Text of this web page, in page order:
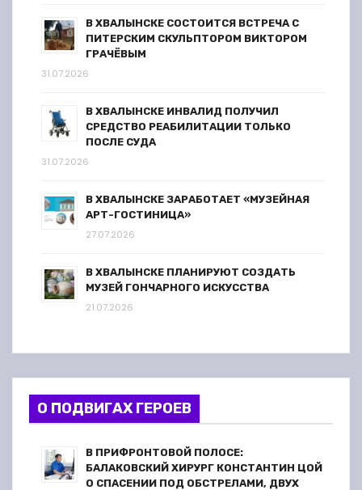
В ХВАЛЫНСКЕ СОСТОИТСЯ ВСТРЕЧА С
ПИТЕРСКИМ СКУЛЬПТОРОМ ВИКТОРОМ
ГРАЧЁВЫМ
31.07.2026
В ХВАЛЫНСКЕ ИНВАЛИД ПОЛУЧИЛ
СРЕДСТВО РЕАБИЛИТАЦИИ ТОЛЬКО
ПОСЛЕ СУДА
31.07.2026
В ХВАЛЫНСКЕ ЗАРАБОТАЕТ «МУЗЕЙНАЯ
АРТ-ГОСТИНИЦА»
27.07.2026
В ХВАЛЫНСКЕ ПЛАНИРУЮТ СОЗДАТЬ
МУЗЕЙ ГОНЧАРНОГО ИСКУССТВА
21.07.2026
О ПОДВИГАХ ГЕРОЕВ
В ПРИФРОНТОВОЙ ПОЛОСЕ:
БАЛАКОВСКИЙ ХИРУРГ КОНСТАНТИН ЦОЙ
О СПАСЕНИИ ПОД ОБСТРЕЛАМИ, ДВУХ